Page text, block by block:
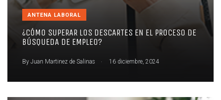
ANTENA LABORAL
¿CÓMO SUPERAR LOS DESCARTES EN EL PROCESO DE
BÚSQUEDA DE EMPLEO?
By Juan Martinez de Salinas . 16 diciembre, 2024